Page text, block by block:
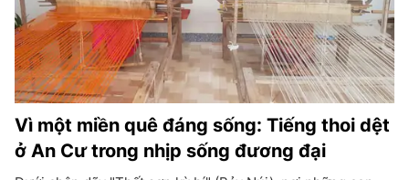
Vì một miền quê đáng sống: Tiếng thoi dệt
ở An Cư trong nhịp sống đương đại